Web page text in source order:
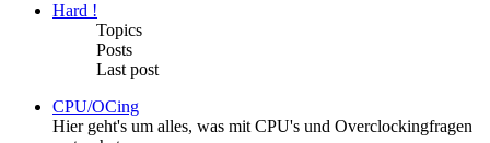
Hard !
Topics
Posts
Last post
CPU/OCing
Hier geht's um alles, was mit CPU's und Overclockingfragen